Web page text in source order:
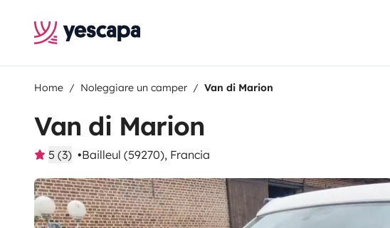
Home Noleggiare un camper Van di Marion
Van di Marion
5 (3) Bailleul (59270), Francia